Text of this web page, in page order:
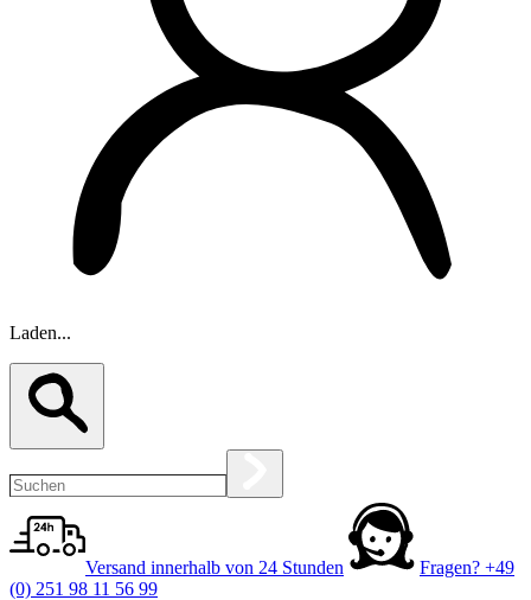
Laden...
Versand innerhalb von 24 Stunden Fragen? +49
(0) 251 98 11 56 99